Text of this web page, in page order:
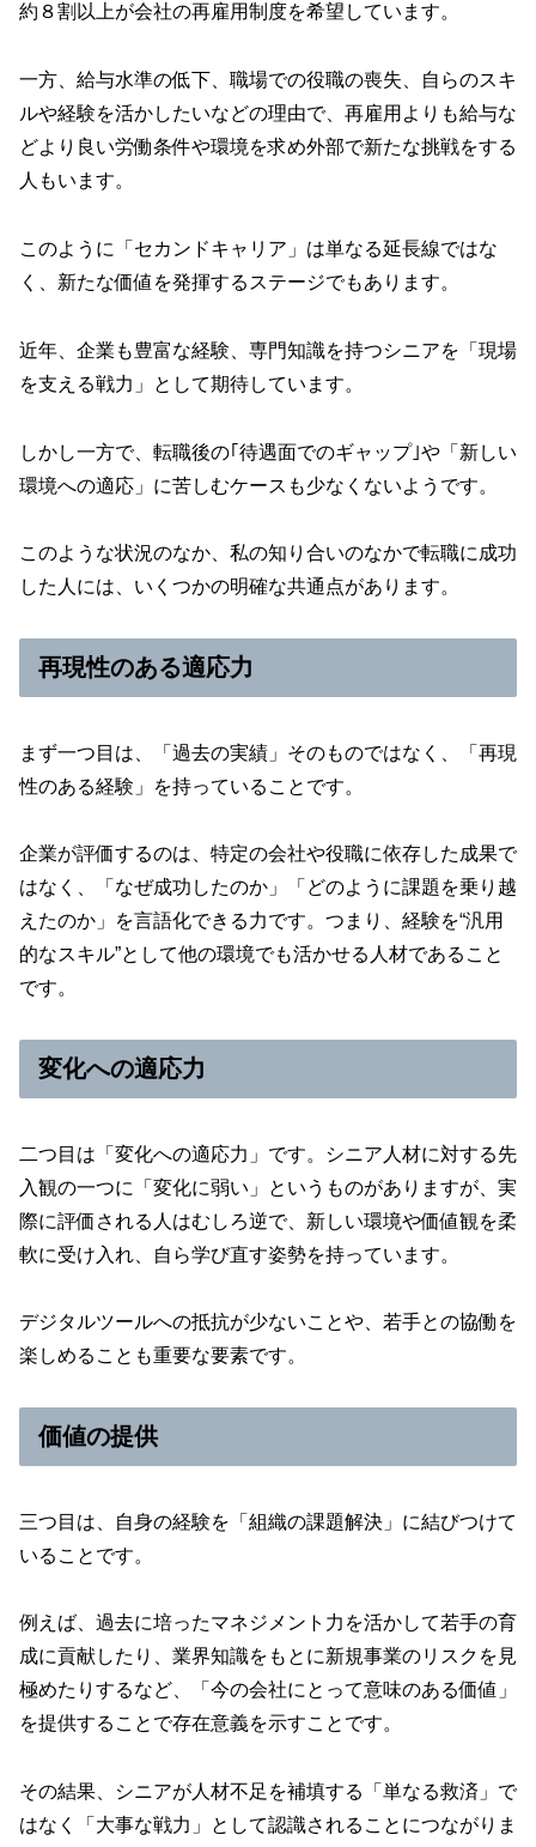
約８割以上が会社の再雇用制度を希望しています。
一方、給与水準の低下、職場での役職の喪失、自らのスキ
ルや経験を活かしたいなどの理由で、再雇用よりも給与な
どより良い労働条件や環境を求め外部で新たな挑戦をする
人もいます。
このように「セカンドキャリア」は単なる延長線ではな
く、新たな価値を発揮するステージでもあります。
近年、企業も豊富な経験、専門知識を持つシニアを「現場
を支える戦力」として期待しています。
しかし一方で、転職後の｢待遇面でのギャップ｣や「新しい
環境への適応」に苦しむケースも少なくないようです。
このような状況のなか、私の知り合いのなかで転職に成功
した人には、いくつかの明確な共通点があります。
再現性のある適応力
まず一つ目は、「過去の実績」そのものではなく、「再現
性のある経験」を持っていることです。
企業が評価するのは、特定の会社や役職に依存した成果で
はなく、「なぜ成功したのか」「どのように課題を乗り越
えたのか」を言語化できる力です。つまり、経験を“汎用
的なスキル”として他の環境でも活かせる人材であること
です。
変化への適応力
二つ目は「変化への適応力」です。シニア人材に対する先
入観の一つに「変化に弱い」というものがありますが、実
際に評価される人はむしろ逆で、新しい環境や価値観を柔
軟に受け入れ、自ら学び直す姿勢を持っています。
デジタルツールへの抵抗が少ないことや、若手との協働を
楽しめることも重要な要素です。
価値の提供
三つ目は、自身の経験を「組織の課題解決」に結びつけて
いることです。
例えば、過去に培ったマネジメント力を活かして若手の育
成に貢献したり、業界知識をもとに新規事業のリスクを見
極めたりするなど、「今の会社にとって意味のある価値」
を提供することで存在意義を示すことです。
その結果、シニアが人材不足を補填する「単なる救済」で
はなく「大事な戦力」として認識されることにつながりま